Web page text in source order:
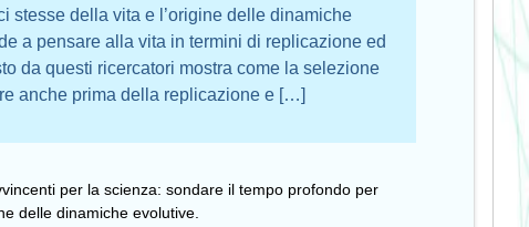
stesse della vita e l’origine delle dinamiche
a pensare alla vita in termini di replicazione ed
da questi ricercatori mostra come la selezione
anche prima della replicazione e […]
per la scienza: sondare il tempo profondo per
delle dinamiche evolutive.